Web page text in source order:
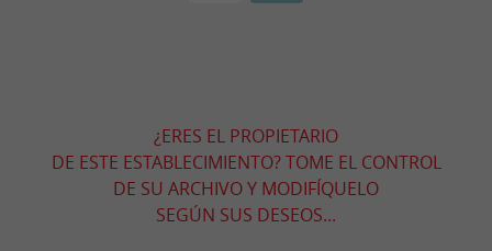
¿ERES EL PROPIETARIO
DE ESTE ESTABLECIMIENTO? TOME EL CONTROL
DE SU ARCHIVO Y MODIFÍQUELO
SEGÚN SUS DESEOS...